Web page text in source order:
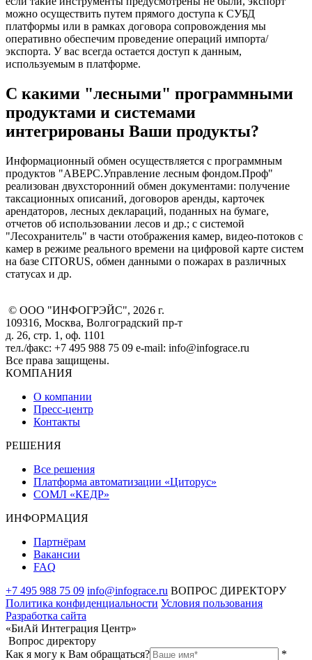
можно осуществить путем прямого доступа к СУБД
платформы или в рамках договора сопровождения мы
оперативно обеспечим проведение операций импорта/
экспорта. У вас всегда остается доступ к данным,
используемым в платформе.
С какими "лесными" программными
продуктами и системами
интегрированы Ваши продукты?
Информационный обмен осуществляется с программным
продуктов "АВЕРС.Управление лесным фондом.Проф"
реализован двухсторонний обмен документами: получение
таксационных описаний, договоров аренды, карточек
арендаторов, лесных деклараций, поданных на бумаге,
отчетов об использовании лесов и др.; с системой
"Лесохранитель" в части отображения камер, видео-потоков с
камер в режиме реального времени на цифровой карте систем
на базе CITORUS, обмен данными о пожарах в различных
статусах и др.
© ООО "ИНФОГРЭЙС", 2026 г.
109316, Москва, Волгоградский пр-т
д. 26, стр. 1, оф. 1101
тел./факс: +7 495 988 75 09 e-mail: info@infograce.ru
Все права защищены.
КОМПАНИЯ
О компании
Пресс-центр
Контакты
РЕШЕНИЯ
Все решения
Платформа автоматизации «Циторус»
СОМЛ «КЕДР»
ИНФОРМАЦИЯ
Партнёрам
Вакансии
FAQ
+7 495 988 75 09 info@infograce.ru ВОПРОС ДИРЕКТОРУ
Политика конфиденциальности Условия пользования
Разработка сайта
«БиАй Интеграция Центр»
Вопрос директору
Как я могу к Вам обращаться?
*